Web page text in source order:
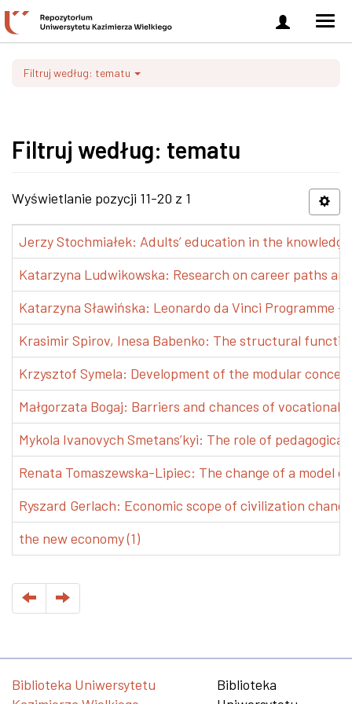
Zaloguj
się
Filtruj według: tematu
Filtruj według: tematu
Wyświetlanie pozycji 11-20 z 1
Jerzy Stochmiałek: Adults’ education in the
Katarzyna Ludwikowska: Research on career paths
Katarzyna Sławińska: Leonardo da Vinci Programme
Krasimir Spirov, Inesa Babenko: The structural
Krzysztof Symela: Development of the modular
Małgorzata Bogaj: Barriers and chances of vocational
Mykola Ivanovych Smetans’kyi: The role of
Renata Tomaszewska-Lipiec: The change of a model
Ryszard Gerlach: Economic scope of civilization
the new economy (1)
Biblioteka Uniwersytetu
Biblioteka